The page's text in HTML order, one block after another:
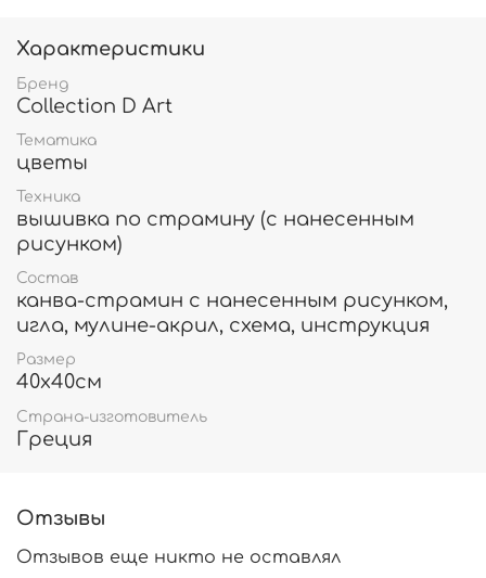
Характеристики
Бренд
Collection D Art
Тематика
цветы
Техника
вышивка по страмину (с нанесенным
рисунком)
Состав
канва-страмин с нанесенным рисунком,
игла, мулине-акрил, схема, инструкция
Размер
40х40см
Страна-изготовитель
Греция
Отзывы
Отзывов еще никто не оставлял